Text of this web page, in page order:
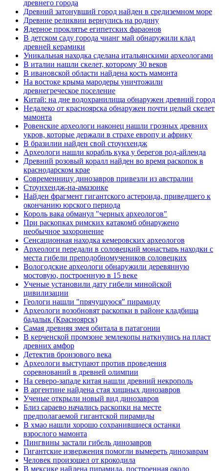
древнего города
Древний затонувший город найден в средиземном море
Древние реликвии вернулись на родину
Ядерное проклятье египетских фараонов
В детском саду города чианг май обнаружили клад
древней керамики
Уникальная находка сделана итальянскими археологами
В италии нашли скелет, которому 30 веков
В ивановской области найдена кость мамонта
На востоке крыма мародеры уничтожили
древнегреческое поселение
Китай: на дне водохранилища обнаружен древний город
Недалеко от красноярска обнаружен почти целый скелет
мамонта
Ровенские археологи наконец нашли грозных древних
укров, которые держали в страхе европу и африку
В бразилии найден свой стоунхендж
Археологи нашли корабль кука у берегов род-айленда
Древний розовый коралл найден во время раскопок в
краснодарском крае
Современницу динозавров привезли из австралии
Стоунхендж-на-амазонке
Найден фрагмент гигантского астероида, приведшего к
окончанию юрского периода
Король вака обманул "черных археологов"
При раскопках римских катакомб обнаружено
необычное захоронение
Сенсационная находка кемеровских археологов
Археологи передали в соловецкий монастырь находки с
места гибели преподобномучеников соловецких
Вологодские археологи обнаружили деревянную
мостовую, построенную в 15 веке
Ученые установили дату гибели минойской
цивилизации
Геологи нашли "прячущуюся" пирамиду
Археологи возобновят раскопки в районе кладбища
бадалык (Красноярск)
Самая древняя змея обитала в патагонии
В керченской промзоне землекопы наткнулись на пласт
древних амфор
Детектив бронзового века
Археологи выступают против проведения
соревнований в древней олимпии
На северо-западе китая нашли древний некрополь
В аргентине найдена стая хищных динозавров
Ученые открыли новый вид динозавров
Близ сараево начались раскопки на месте
предполагаемой гигантской пирамиды
В хмао нашли хорошо сохранившиеся останки
взрослого мамонта
Пингвины застали гибель динозавров
Гигантские извержения помогли вымереть динозаврам
Человек произошел от крокодила
В мексике найдена пирамида, построенная около